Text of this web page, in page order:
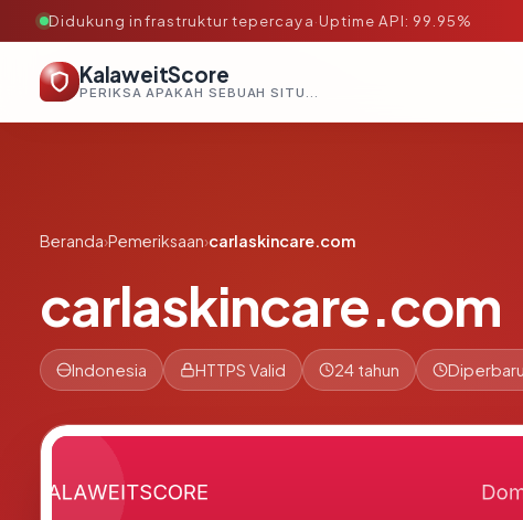
Didukung infrastruktur tepercaya·Uptime API: 99.95%
KalaweitScore
PERIKSA APAKAH SEBUAH SITUS AMAN, TEPERCAYA, DAN TERVERIFIKASI DALAM HITUNGAN DETIK.
Beranda›Pemeriksaan›carlaskincare.com
carlaskincare.com
Indonesia HTTPS Valid 24 tahun